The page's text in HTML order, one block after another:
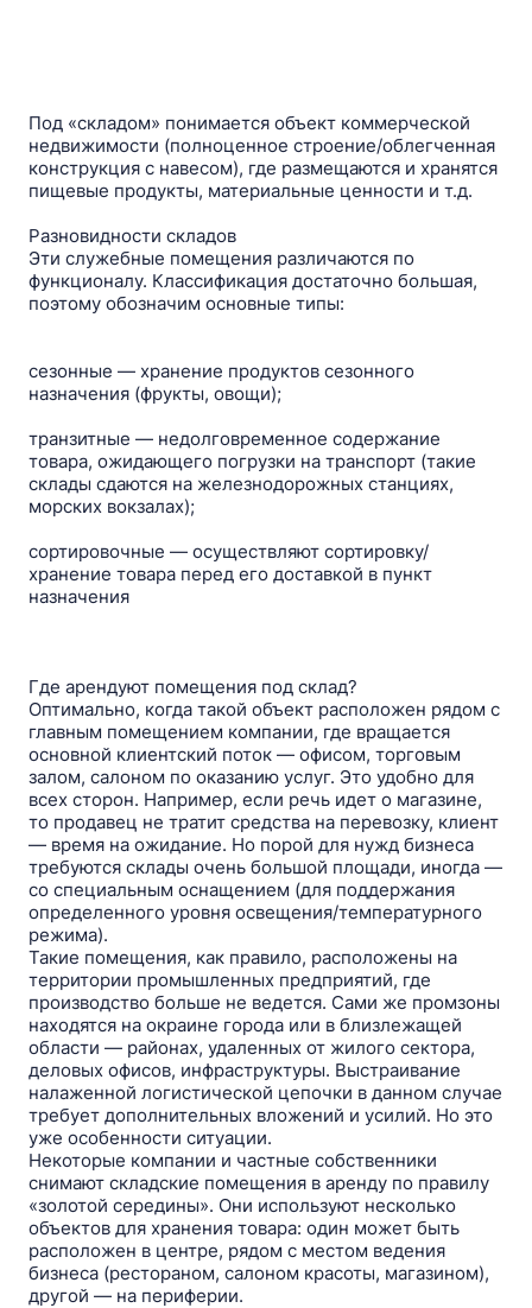
Под «складом» понимается объект коммерческой
недвижимости (полноценное строение/облегченная
конструкция c навесом), где размещаются и хранятся
пищевые продукты, материальные ценности и т.д.
Разновидности складов
Эти служебные помещения различаются по
функционалу. Классификация достаточно большая,
поэтому обозначим основные типы:
сезонные — хранение продуктов сезонного
назначения (фрукты, овощи);
транзитные — недолговременное содержание
товара, ожидающего погрузки на транспорт (такие
склады сдаются на железнодорожных станциях,
морских вокзалах);
сортировочные — осуществляют сортировку/
хранение товара перед его доставкой в пункт
назначения
Где арендуют помещения под склад?
Оптимально, когда такой объект расположен рядом с
главным помещением компании, где вращается
основной клиентский поток — офисом, торговым
залом, салоном по оказанию услуг. Это удобно для
всех сторон. Например, если речь идет о магазине,
то продавец не тратит средства на перевозку, клиент
— время на ожидание. Но порой для нужд бизнеса
требуются склады очень большой площади, иногда —
со специальным оснащением (для поддержания
определенного уровня освещения/температурного
режима).
Такие помещения, как правило, расположены на
территории промышленных предприятий, где
производство больше не ведется. Сами же промзоны
находятся на окраине города или в близлежащей
области — районах, удаленных от жилого сектора,
деловых офисов, инфраструктуры. Выстраивание
налаженной логистической цепочки в данном случае
требует дополнительных вложений и усилий. Но это
уже особенности ситуации.
Некоторые компании и частные собственники
снимают складские помещения в аренду по правилу
«золотой середины». Они используют несколько
объектов для хранения товара: один может быть
расположен в центре, рядом с местом ведения
бизнеса (рестораном, салоном красоты, магазином),
другой — на периферии.